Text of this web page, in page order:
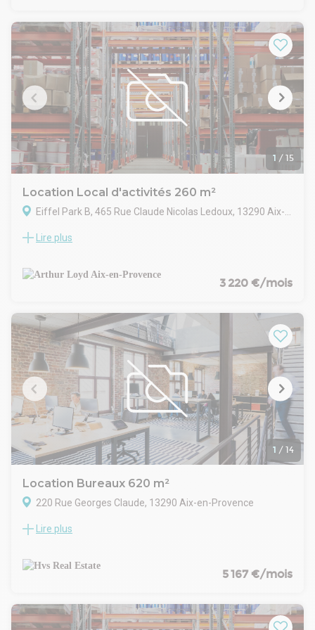
fibre optique est raccordée, et l’ensemble du site bénéficie
de menuiseries aluminium avec double vitrage pour confort
et performance énergétique.
Le bâtiment est adapté aux professionnels recherchant un
local opérationnel immédiatement, combinant zones de
stockage, bureaux et mezzanine, avec des prestations
modernes et un cadre sécurisé.
1 / 15
Location Local d'activités 260 m²
Eiffel Park B, 465 Rue Claude Nicolas Ledoux, 13290 Aix-en-Provence
ARTHUR LOYD FIGUIERE IMMOBILIER vous propose, sur l'axe
ensemble immobilier en copropriété, un local mixte de
qualité développant 260 m² dont 170 m2 de bureaux en
3,5 m sur l'arrière et une hauteur de 3,8 m dans la partie
atelier/entrepôt. Nombreuses places de parking collectives.
Disponible à partir du 1er mars 2026.
Lire plus
3 220 €/mois
1 / 14
Location Bureaux 620 m²
220 Rue Georges Claude, 13290 Aix-en-Provence
EXCLUSIVITE - Conseil en immobilier d'entreprise, HVS REAL
à faible loyer.
Travaux de rafraichissement à prévoir.
Parcelle de 1900 m² environ
Lire plus
5 167 €/mois